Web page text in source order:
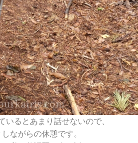
いるとあまり話せないので、
ながらの休憩です。